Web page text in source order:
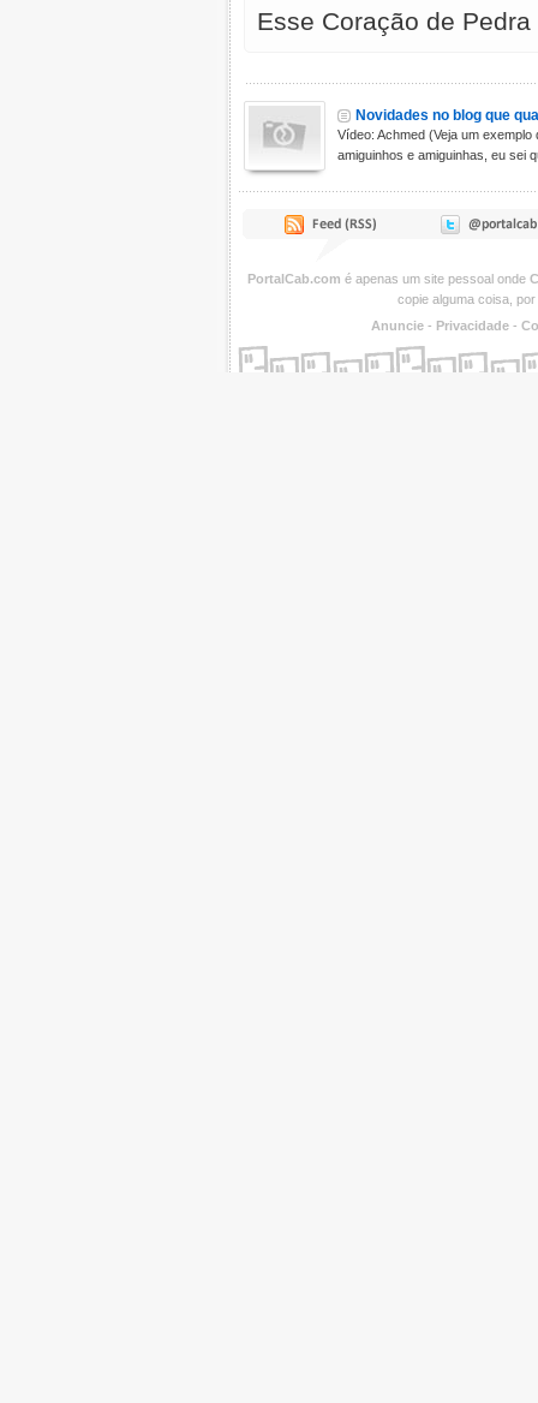
Esse Coração de
Novidades no blog que
Vídeo: Achmed (Veja um
amiguinhos e amiguinhas, eu sei
PortalCab.com é apenas um site pessoal onde
copie alguma coisa,
Anuncie - Privacidade -